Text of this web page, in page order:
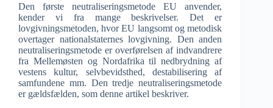
Den første neutraliseringsmetode EU anvender,
kender vi fra mange beskrivelser. Det er
lovgivningsmetoden, hvor EU langsomt og metodisk
overtager nationalstaternes lovgivning. Den anden
neutraliseringsmetode er overførelsen af indvandrere
fra Mellemøsten og Nordafrika til nedbrydning af
vestens kultur, selvbevidsthed, destabilisering af
samfundene mm. Den tredje neutraliseringsmetode
er gældsfælden, som denne artikel beskriver.